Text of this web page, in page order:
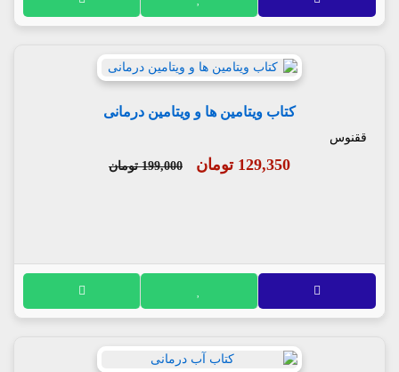
کتاب ویتامین ها و ویتامین درمانی
ققنوس
129,350 تومان 199,000 تومان